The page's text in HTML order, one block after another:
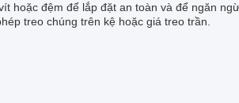
hoặc đệm để lắp đặt an toàn và để ngăn
treo chúng trên kệ hoặc giá treo trần.